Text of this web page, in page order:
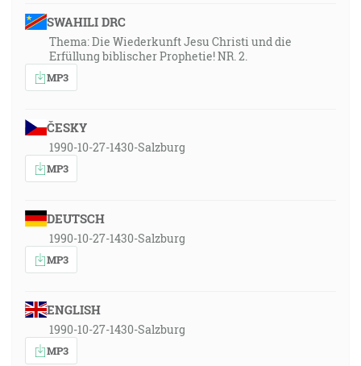
SWAHILI DRC
Thema: Die Wiederkunft Jesu Christi und die
Erfüllung biblischer Prophetie! NR. 2.
MP3
ČESKY
1990-10-27-1430-Salzburg
MP3
DEUTSCH
1990-10-27-1430-Salzburg
MP3
ENGLISH
1990-10-27-1430-Salzburg
MP3